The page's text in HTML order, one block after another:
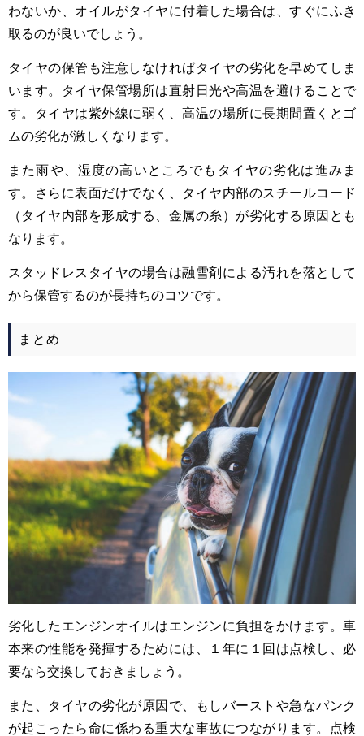
わないか、オイルがタイヤに付着した場合は、すぐにふき
取るのが良いでしょう。
タイヤの保管も注意しなければタイヤの劣化を早めてしま
います。タイヤ保管場所は直射日光や高温を避けることで
す。タイヤは紫外線に弱く、高温の場所に長期間置くとゴ
ムの劣化が激しくなります。
また雨や、湿度の高いところでもタイヤの劣化は進みま
す。さらに表面だけでなく、タイヤ内部のスチールコード
（タイヤ内部を形成する、金属の糸）が劣化する原因とも
なります。
スタッドレスタイヤの場合は融雪剤による汚れを落として
から保管するのが長持ちのコツです。
まとめ
劣化したエンジンオイルはエンジンに負担をかけます。車
本来の性能を発揮するためには、１年に１回は点検し、必
要なら交換しておきましょう。
また、タイヤの劣化が原因で、もしバーストや急なパンク
が起こったら命に係わる重大な事故につながります。点検